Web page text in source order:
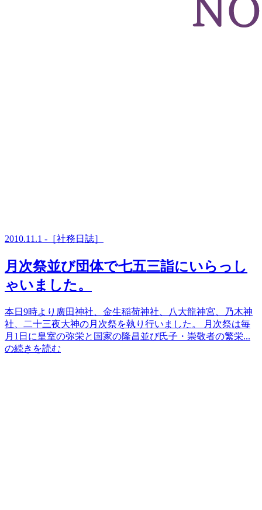
2010.11.1 -［社務日誌］
月次祭並び団体で七五三詣にいらっし
ゃいました。
本日9時より廣田神社、金生稲荷神社、八大龍神宮、乃木神
社、二十三夜大神の月次祭を執り行いました。 月次祭は毎
月1日に皇室の弥栄と国家の隆昌並び氏子・崇敬者の繁栄...
の続きを読む